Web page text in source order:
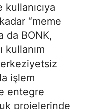
“meme
da BONK,
kullanım
işlem
entegre
projelerinde